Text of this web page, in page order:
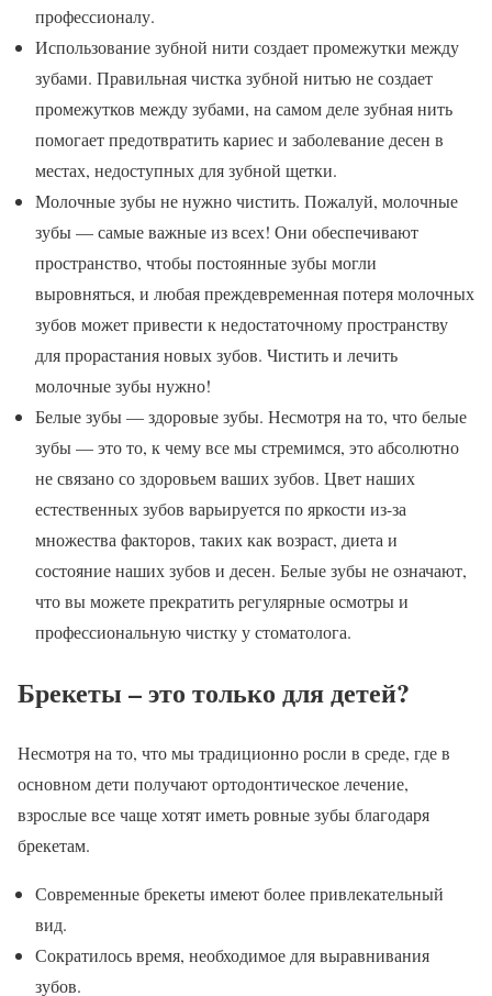
профессионалу.
Использование зубной нити создает промежутки между
зубами. Правильная чистка зубной нитью не создает
промежутков между зубами, на самом деле зубная нить
помогает предотвратить кариес и заболевание десен в
местах, недоступных для зубной щетки.
Молочные зубы не нужно чистить. Пожалуй, молочные
зубы — самые важные из всех! Они обеспечивают
пространство, чтобы постоянные зубы могли
выровняться, и любая преждевременная потеря молочных
зубов может привести к недостаточному пространству
для прорастания новых зубов. Чистить и лечить
молочные зубы нужно!
Белые зубы — здоровые зубы. Несмотря на то, что белые
зубы — это то, к чему все мы стремимся, это абсолютно
не связано со здоровьем ваших зубов. Цвет наших
естественных зубов варьируется по яркости из-за
множества факторов, таких как возраст, диета и
состояние наших зубов и десен. Белые зубы не означают,
что вы можете прекратить регулярные осмотры и
профессиональную чистку у стоматолога.
Брекеты – это только для детей?
Несмотря на то, что мы традиционно росли в среде, где в
основном дети получают ортодонтическое лечение,
взрослые все чаще хотят иметь ровные зубы благодаря
брекетам.
Современные брекеты имеют более привлекательный
вид.
Сократилось время, необходимое для выравнивания
зубов.